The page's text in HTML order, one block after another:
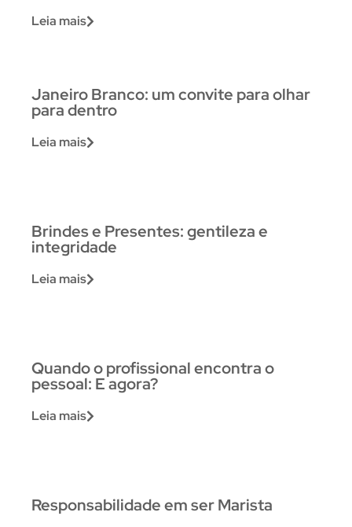
Leia mais
Janeiro Branco: um convite para olhar
para dentro
Leia mais
Brindes e Presentes: gentileza e
integridade
Leia mais
Quando o profissional encontra o
pessoal: E agora?
Leia mais
Responsabilidade em ser Marista